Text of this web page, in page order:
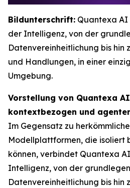
Bildunterschrift: Quantexa AI
der Intelligenz, von der
Datenvereinheitlichung bis hin
und Handlungen, in einer
Umgebung.
Vorstellung von Quantexa
kontextbezogen und
Im Gegensatz zu
Modellplattformen, die isoliert
können, verbindet Quantexa
Intelligenz, von der
Datenvereinheitlichung bis hin